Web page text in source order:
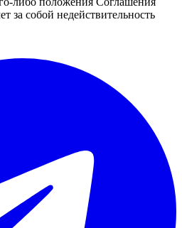
за собой недействительность